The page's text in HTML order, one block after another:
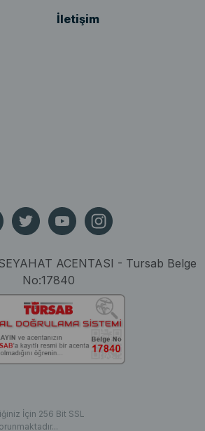
İletişim
ACENTASI - Tursab Belge
No:17840
İçin 256 Bit SSL